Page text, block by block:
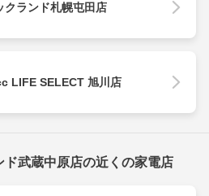
クランド札幌屯田店
LIFE SELECT 旭川店
武蔵中原店の近くの家電店